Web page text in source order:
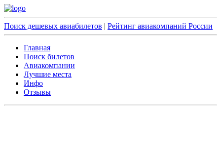
Поиск дешевых авиабилетов | Рейтинг авиакомпаний России
Главная
Поиск билетов
Авиакомпании
Лучшие места
Инфо
Отзывы